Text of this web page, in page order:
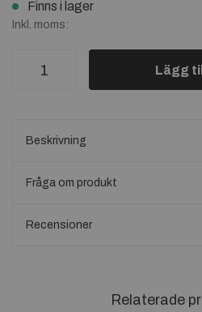
Finns i lager
Inkl. moms:
Lägg
Beskrivning
Fråga om produkt
Recensioner
Relaterade